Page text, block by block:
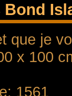
Bond
que je
x 100
1561